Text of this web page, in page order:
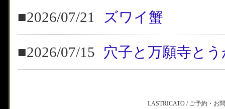
■2026/07/21 ズワイ蟹
■2026/07/15 穴子と万願寺と
LASTRICATO / ご予約・お